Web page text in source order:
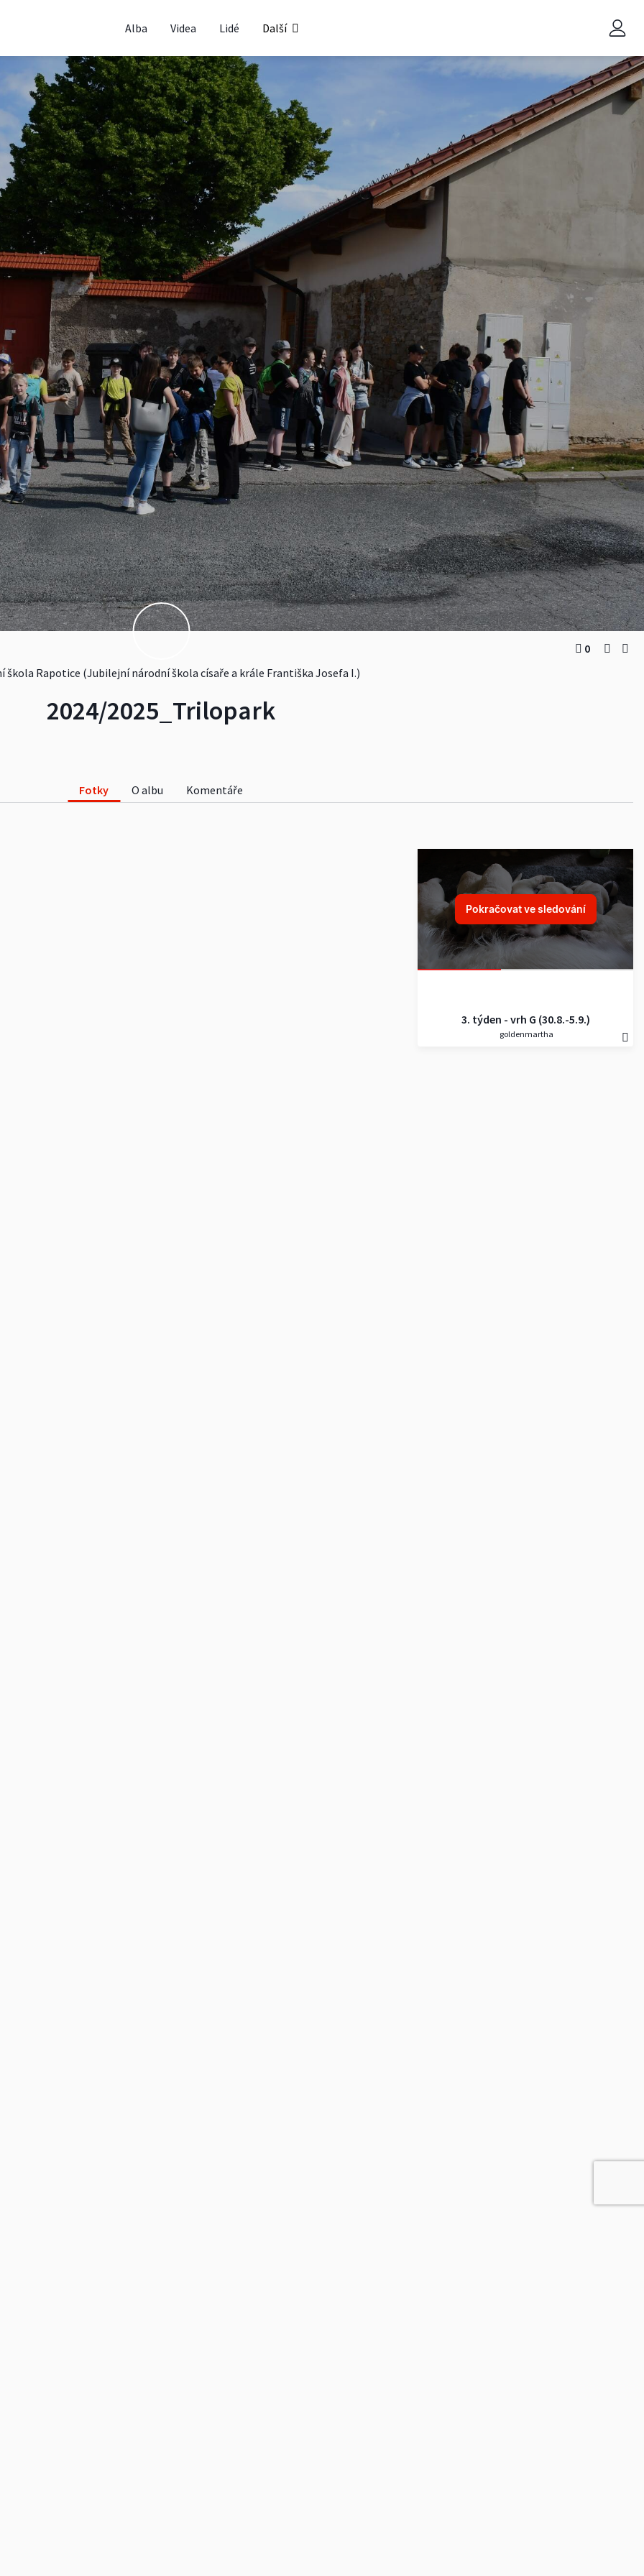
Alba Videa Lidé Další
škola Rapotice (Jubilejní národní škola císaře a krále Františka Josefa I.)
2024/2025_Trilopark
0
Fotky O albu Komentáře
Pokračovat ve sledování
3. týden - vrh G (30.8.-5.9.)
goldenmartha